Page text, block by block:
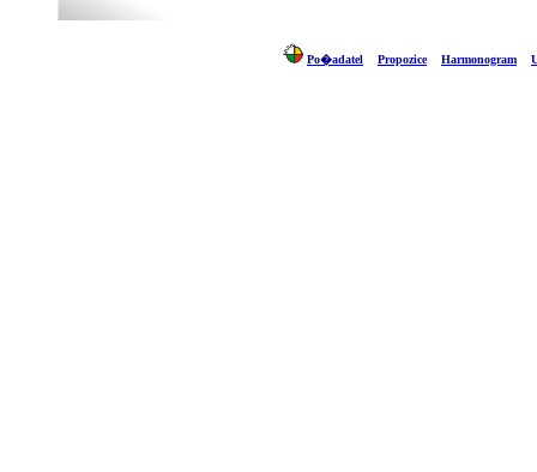
Po�adatel Propozice Harmonogram